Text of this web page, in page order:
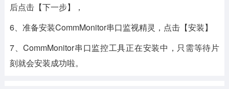
后点击【下一步】，
6、准备安装CommMonitor串口监视精灵，点击【安装】
7、CommMonitor串口监控工具正在安装中，只需等待片
刻就会安装成功啦。